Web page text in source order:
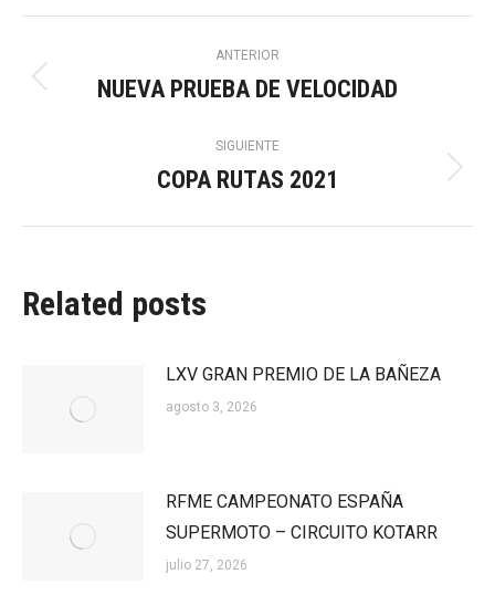
Navegación
entre
publicaciones
ANTERIOR
Publicación
NUEVA PRUEBA DE VELOCIDAD
SIGUIENTE
Publicación
COPA RUTAS 2021
Related posts
LXV GRAN PREMIO DE LA BAÑEZA
agosto 3, 2026
RFME CAMPEONATO ESPAÑA
SUPERMOTO – CIRCUITO KOTARR
julio 27, 2026